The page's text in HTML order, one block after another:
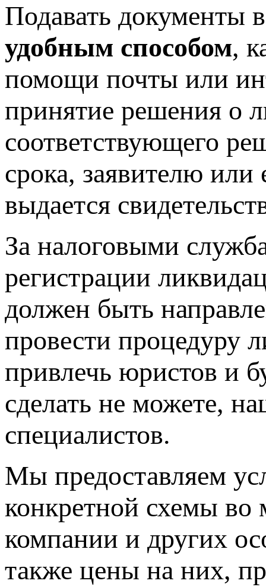
Подавать документы
удобным способом,
помощи почты или
принятие решения о
соответствующего
срока, заявителю
выдается
За налоговыми
регистрации
должен быть
провести процедуру
привлечь юристов и
сделать не можете,
специалистов.
Мы предоставляем
конкретной схемы во
компании и других
также цены на них,